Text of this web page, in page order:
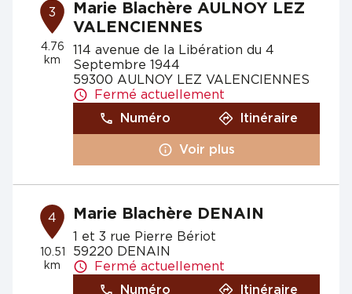
3
4.76
km
Marie Blachère AULNOY LEZ
VALENCIENNES
114 avenue de la Libération du 4
Septembre 1944
59300 AULNOY LEZ VALENCIENNES
Fermé actuellement
Numéro
Itinéraire
Voir plus
4
10.51
km
Marie Blachère DENAIN
1 et 3 rue Pierre Bériot
59220 DENAIN
Fermé actuellement
Numéro
Itinéraire